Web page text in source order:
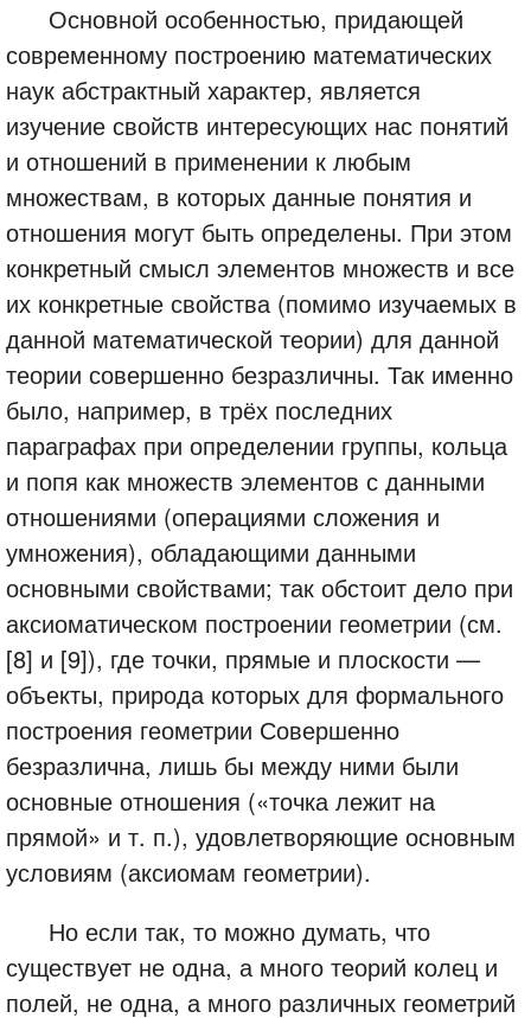
Основной особенностью, придающей
современному построению математических
наук абстрактный характер, является
изучение свойств интересующих нас понятий
и отношений в применении к любым
множествам, в которых данные понятия и
отношения могут быть определены. При этом
конкретный смысл элементов множеств и все
их конкретные свойства (помимо изучаемых в
данной математической теории) для данной
теории совершенно безразличны. Так именно
было, например, в трёх последних
параграфах при определении группы, кольца
и попя как множеств элементов с данными
отношениями (операциями сложения и
умножения), обладающими данными
основными свойствами; так обстоит дело при
аксиоматическом построении геометрии (см.
[8] и [9]), где точки, прямые и плоскости —
объекты, природа которых для формального
построения геометрии Совершенно
безразлична, лишь бы между ними были
основные отношения («точка лежит на
прямой» и т. п.), удовлетворяющие основным
условиям (аксиомам геометрии).
Но если так, то можно думать, что
существует не одна, а много теорий колец и
полей, не одна, а много различных геометрий